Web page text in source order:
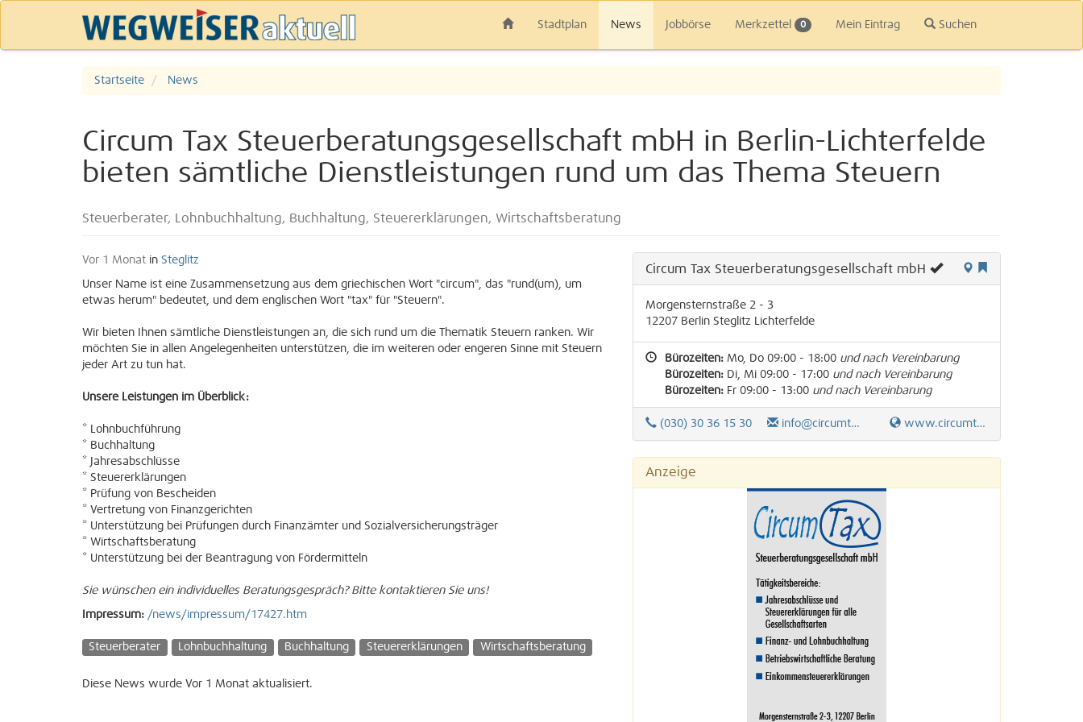
Stadtplan News Jobbörse Merkzettel 0 Mein Eintrag Suchen
Startseite News
Circum Tax Steuerberatungsgesellschaft mbH in Berlin-Lichterfelde
bieten sämtliche Dienstleistungen rund um das Thema Steuern
Steuerberater, Lohnbuchhaltung, Buchhaltung, Steuererklärungen, Wirtschaftsberatung
Vor 1 Monat in Steglitz
Unser Name ist eine Zusammensetzung aus dem griechischen Wort "circum", das "rund(um), um
etwas herum" bedeutet, und dem englischen Wort "tax" für "Steuern".
Wir bieten Ihnen sämtliche Dienstleistungen an, die sich rund um die Thematik Steuern ranken. Wir
möchten Sie in allen Angelegenheiten unterstützen, die im weiteren oder engeren Sinne mit Steuern
jeder Art zu tun hat.
Unsere Leistungen im Überblick:
* Lohnbuchführung
* Buchhaltung
* Jahresabschlüsse
* Steuererklärungen
* Prüfung von Bescheiden
* Vertretung von Finanzgerichten
* Unterstützung bei Prüfungen durch Finanzämter und Sozialversicherungsträger
* Wirtschaftsberatung
* Unterstützung bei der Beantragung von Fördermitteln
Sie wünschen ein individuelles Beratungsgespräch? Bitte kontaktieren Sie uns!
Impressum: /news/impressum/17427.htm
Steuerberater Lohnbuchhaltung Buchhaltung Steuererklärungen Wirtschaftsberatung
Diese News wurde Vor 1 Monat aktualisiert.
Circum Tax Steuerberatungsgesellschaft mbH
Morgensternstraße 2 - 3
12207 Berlin SteglitzLichterfelde
Bürozeiten:Mo, Do 09:00 - 18:00 und nach Vereinbarung
Bürozeiten:Di, Mi 09:00 - 17:00 und nach Vereinbarung
Bürozeiten:Fr 09:00 - 13:00 und nach Vereinbarung
(030) 30 36 15 30 info@circumtax.de www.circumtax.de
Anzeige